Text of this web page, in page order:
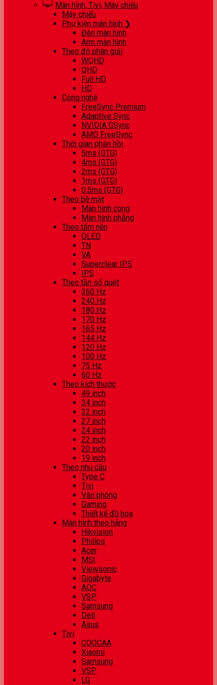
Màn hình, Tivi, Máy chiếu
Máy chiếu
Phụ kiện màn hình ❯
Đèn màn hình
Arm màn hình
Theo độ phân giải
WQHD
QHD
Full HD
HD
Công nghệ
FreeSync Premium
Adaptive Sync
NVIDIA GSync
AMD FreeSync
Thời gian phản hồi
5ms (GTG)
4ms (GTG)
2ms (GTG)
1ms (GTG)
0.5ms (GTG)
Theo bề mặt
Màn hình cong
Màn hình phẳng
Theo tấm nền
OLED
TN
VA
Superclear IPS
IPS
Theo tần số quét
360 Hz
240 Hz
180 Hz
170 Hz
165 Hz
144 Hz
120 Hz
100 Hz
75 Hz
60 Hz
Theo kích thước
49 inch
34 inch
32 inch
27 inch
24 inch
22 inch
20 inch
19 inch
Theo nhu cầu
Type C
Tivi
Văn phòng
Gaming
Thiết kế đồ hoạ
Màn hình theo hãng
Hikvision
Philips
Acer
MSI
Viewsonic
Gigabyte
AOC
VSP
Samsung
Dell
Asus
Tivi
COOCAA
Xiaomi
Samsung
VSP
LG